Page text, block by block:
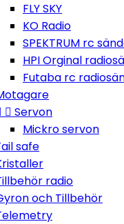
FLY SKY
KO Radio
SPEKTRUM rc
HPI Orginal
Futaba rc
 Servon
Mickro servon
safe
radio
och Tillbehör